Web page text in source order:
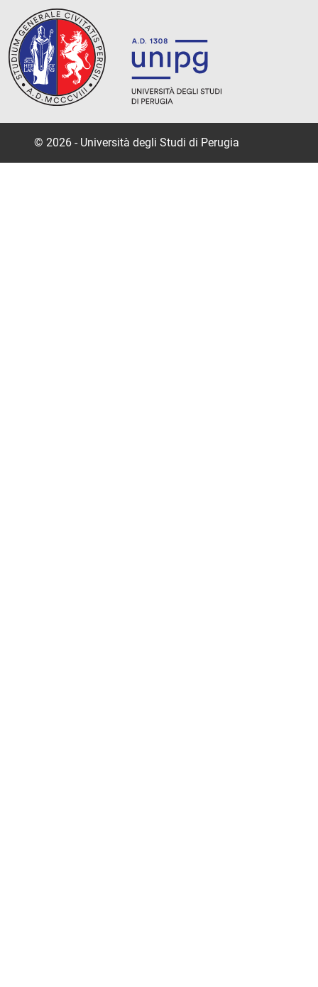
© 2026 - Università degli Studi di Perugia